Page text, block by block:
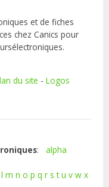
et de fiches
chez Canics pour
du site - Logos
: alpha
l m n o p q r s t u v w x